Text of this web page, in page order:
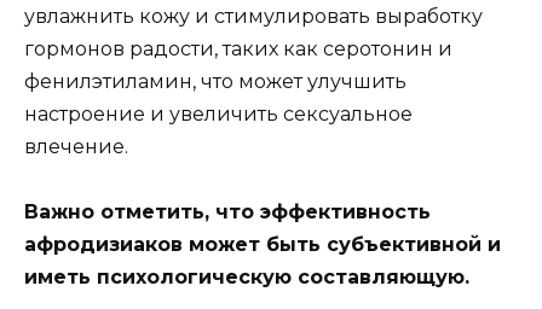
увлажнить кожу и стимулировать выработку
гормонов радости, таких как серотонин и
фенилэтиламин, что может улучшить
настроение и увеличить сексуальное
влечение.
Важно отметить, что эффективность
афродизиаков может быть субъективной и
иметь психологическую составляющую.